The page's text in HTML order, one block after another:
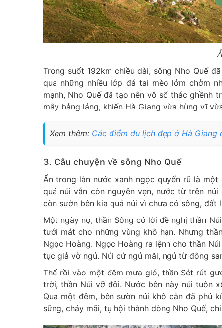
Trong suốt 192km chiều dài, sông Nho Quế
qua những nhiều lớp đá tai mèo lởm chởm
mạnh, Nho Quế đã tạo nên vô số thác ghềnh
mây bảng lảng, khiến Hà Giang vừa hùng vĩ
Xem thêm: Các điểm du lịch đẹp ở Hà Giang
3. Câu chuyện về sông Nho Quế
Ẩn trong làn nước xanh ngọc quyến rũ là
quả núi vẫn còn nguyên vẹn, nước từ trên
còn sườn bên kia quả núi vì chưa có sông,
Một ngày nọ, thần Sông có lời đề nghị thần
tưới mát cho những vùng khô hạn. Nhưng
Ngọc Hoàng. Ngọc Hoàng ra lệnh cho thần
tục giả vờ ngủ. Núi cứ ngủ mãi, ngủ từ đông
Thế rồi vào một đêm mưa gió, thần Sét rút
trời, thần Núi vỡ đôi. Nước bên này núi tuôn
Qua một đêm, bên sườn núi khô cằn đã phủ
sững, chảy mãi, tụ hội thành dòng Nho Quế,